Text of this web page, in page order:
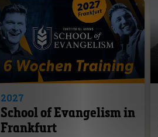
2027
School of Evangelism in
Frankfurt